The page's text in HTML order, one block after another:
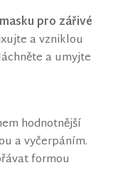
masku pro zářivé
a vzniklou
a umyjte
hodnotnější
a vyčerpáním.
formou